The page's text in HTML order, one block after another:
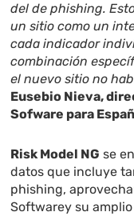
del de phishing.
un sitio como un
cada indicador
combinación
el nuevo sitio no
Eusebio Nieva,
Sofware para
Risk Model NG se
datos que incluye
phishing,
Softwarey su